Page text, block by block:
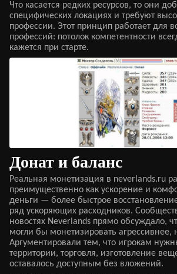
Что касается редких ресурсов, то они
специфических локациях и требуют
профессии. Этот принцип работает для
профессий: потолок компетентности
кажется при старте.
Донат и баланс
Реальная монетизация в neverlands.ru
преимущественно как ускорение и
деньги — более быстрое
ряд ускоряющих расходников.
новостях Neverlands прямо обсуждало,
могли бы монетизировать агрессивнее,
Аргументировали тем, что игрокам
территории, торговля, изготовление
оставалось доступным без вложений.